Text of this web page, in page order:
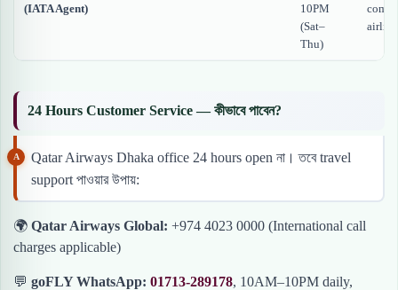
(IATA Agent)
10PM
(Sat–
Thu)
24 Hours Customer Service — কীভাবে পাবেন?
Qatar Airways Dhaka office 24 hours open না। তবে travel
support পাওয়ার উপায়:
🌍 Qatar Airways Global: +974 4023 0000 (International call
charges applicable)
💬 goFLY WhatsApp: 01713-289178, 10AM–10PM daily,